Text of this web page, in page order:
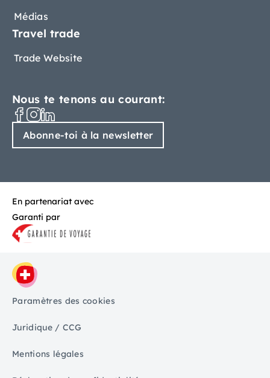
Médias
Travel trade
Trade Website
Nous te tenons au courant:
Abonne-toi à la newsletter
En partenariat avec
Garanti par
Paramètres des cookies
Juridique / CCG
Mentions légales